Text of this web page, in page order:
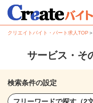
クリエイトバイト・パート求人TOP ＞
サービス・そ
検索条件の設定